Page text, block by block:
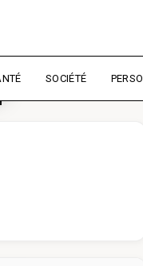
SOCIÉTÉ PERSO